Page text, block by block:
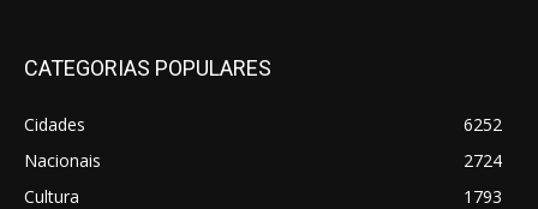
CATEGORIAS POPULARES
Cidades
6252
Nacionais
2724
Cultura
1793